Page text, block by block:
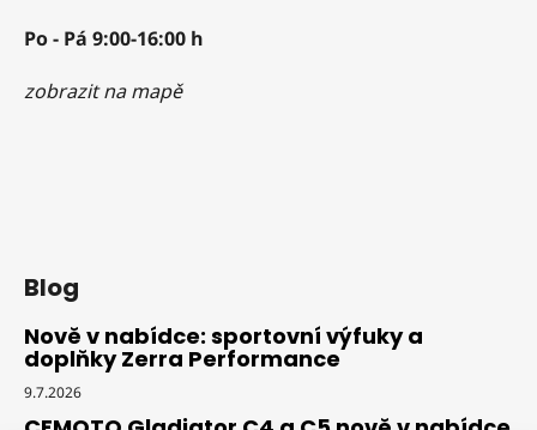
Po - Pá 9:00-16:00 h
zobrazit na mapě
Blog
Nově v nabídce: sportovní výfuky a
doplňky Zerra Performance
9.7.2026